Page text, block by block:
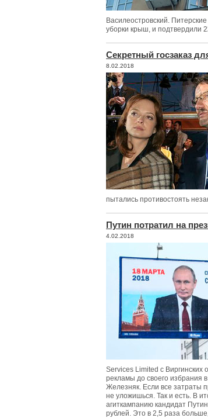
Василеостровский.
уборки крыш, и подтвердили
Секретный госзаказ
8.02.2018
пытались противостоять
Путин потратил на
4.02.2018
Services Limited с Виргинских
рекламы до своего избрания
Железняк. Если все затраты
не уложишься. Так и есть. В
агиткампанию кандидат
рублей. Это в 2,5 раза